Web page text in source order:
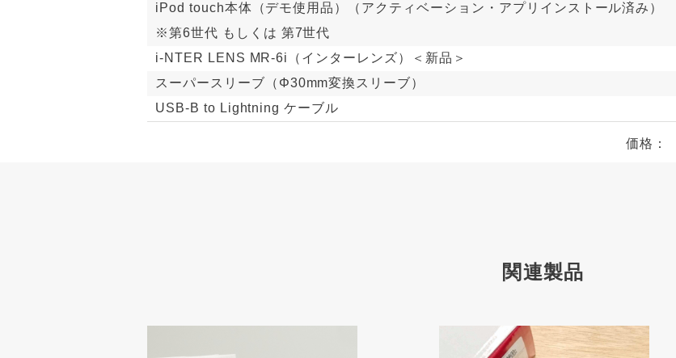
iPod touch本体（デモ使用品）（アクティベーション・アプリインストール済み）
※第6世代 もしくは 第7世代
i-NTER LENS MR-6i（インターレンズ）＜新品＞
スーパースリーブ（Φ30mm変換スリーブ）
USB-B to Lightning ケーブル
価格：
関連製品